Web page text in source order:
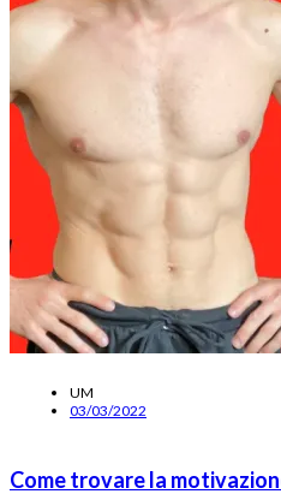
UM
03/03/2022
Come trovare la